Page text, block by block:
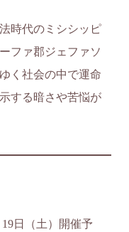
時代のミシシッピ
ファ郡ジェファソ
く社会の中で運命
する暗さや苦悩が
（土）開催予